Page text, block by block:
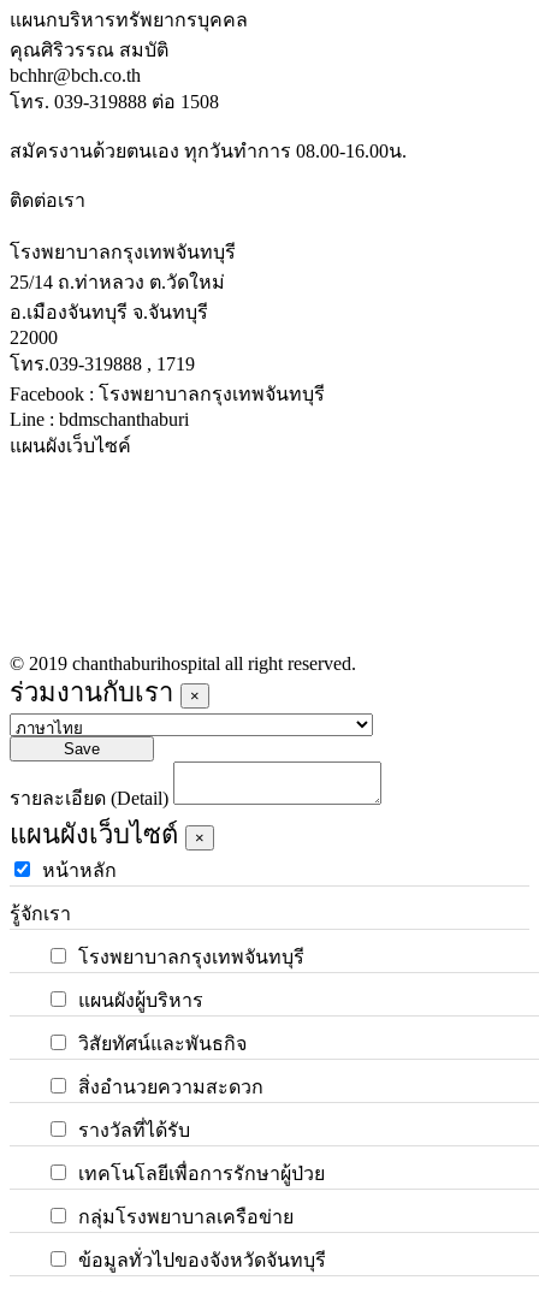
แผนกบริหารทรัพยากรบุคคล
คุณศิริวรรณ สมบัติ
bchhr@bch.co.th
โทร. 039-319888 ต่อ 1508
สมัครงานด้วยตนเอง ทุกวันทำการ 08.00-16.00น.
ติดต่อเรา
โรงพยาบาลกรุงเทพจันทบุรี
25/14 ถ.ท่าหลวง ต.วัดใหม่
อ.เมืองจันทบุรี จ.จันทบุรี
22000
โทร.039-319888 , 1719
Facebook : โรงพยาบาลกรุงเทพจันทบุรี
Line : bdmschanthaburi
แผนผังเว็บไซค์
© 2019 chanthaburihospital all right reserved.
ร่วมงานกับเรา ×
Save
รายละเอียด (Detail)
แผนผังเว็บไซต์ ×
หน้าหลัก
รู้จักเรา
โรงพยาบาลกรุงเทพจันทบุรี
แผนผังผู้บริหาร
วิสัยทัศน์และพันธกิจ
สิ่งอำนวยความสะดวก
รางวัลที่ได้รับ
เทคโนโลยีเพื่อการรักษาผู้ป่วย
กลุ่มโรงพยาบาลเครือข่าย
ข้อมูลทั่วไปของจังหวัดจันทบุรี